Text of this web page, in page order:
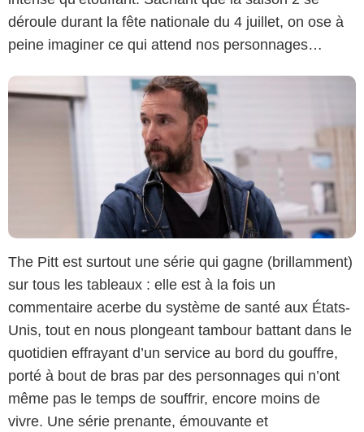
déroule durant la fête nationale du 4 juillet, on ose à
peine imaginer ce qui attend nos personnages…
The Pitt est surtout une série qui gagne (brillamment)
sur tous les tableaux : elle est à la fois un
commentaire acerbe du système de santé aux États-
Unis, tout en nous plongeant tambour battant dans le
quotidien effrayant d’un service au bord du gouffre,
porté à bout de bras par des personnages qui n’ont
même pas le temps de souffrir, encore moins de
vivre. Une série prenante, émouvante et